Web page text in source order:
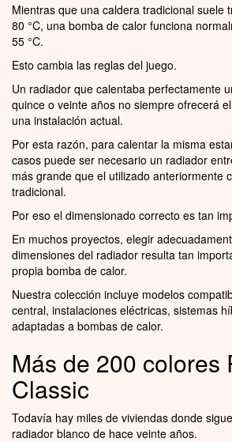
Mientras que una caldera tradicional suele
80 °C, una bomba de calor funciona
55 °C.
Esto cambia las reglas del juego.
Un radiador que calentaba perfectamente
quince o veinte años no siempre ofrecerá
una instalación actual.
Por esta razón, para calentar la misma
casos puede ser necesario un radiador
más grande que el utilizado anteriormente
tradicional.
Por eso el dimensionado correcto es tan
En muchos proyectos, elegir
dimensiones del radiador resulta tan
propia bomba de calor.
Nuestra colección incluye modelos
central, instalaciones eléctricas, sistemas
adaptadas a bombas de calor.
Más de 200 colores
Classic
Todavía hay miles de viviendas donde
radiador blanco de hace veinte años.